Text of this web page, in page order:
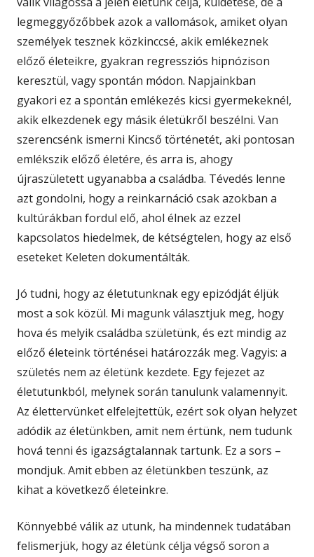
legmeggyőzőbbek azok a vallomások, amiket olyan
személyek tesznek közkinccsé, akik emlékeznek
előző életeikre, gyakran regressziós hipnózison
keresztül, vagy spontán módon. Napjainkban
gyakori ez a spontán emlékezés kicsi gyermekeknél,
akik elkezdenek egy másik életükről beszélni. Van
szerencsénk ismerni Kincső történetét, aki pontosan
emlékszik előző életére, és arra is, ahogy
újraszületett ugyanabba a családba. Tévedés lenne
azt gondolni, hogy a reinkarnáció csak azokban a
kultúrákban fordul elő, ahol élnek az ezzel
kapcsolatos hiedelmek, de kétségtelen, hogy az első
eseteket Keleten dokumentálták.
Jó tudni, hogy az életutunknak egy epizódját éljük
most a sok közül. Mi magunk választjuk meg, hogy
hova és melyik családba születünk, és ezt mindig az
előző életeink történései határozzák meg. Vagyis: a
születés nem az életünk kezdete. Egy fejezet az
életutunkból, melynek során tanulunk valamennyit.
Az élettervünket elfelejtettük, ezért sok olyan helyzet
adódik az életünkben, amit nem értünk, nem tudunk
hová tenni és igazságtalannak tartunk. Ez a sors –
mondjuk. Amit ebben az életünkben teszünk, az
kihat a következő életeinkre.
Könnyebbé válik az utunk, ha mindennek tudatában
felismerjük, hogy az életünk célja végső soron a